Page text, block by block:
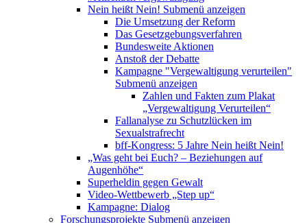
Nein heißt Nein! Submenü anzeigen
Die Umsetzung der Reform
Das Gesetzgebungsverfahren
Bundesweite Aktionen
Anstoß der Debatte
Kampagne "Vergewaltigung verurteilen"
Submenü anzeigen
Zahlen und Fakten zum Plakat
„Vergewaltigung Verurteilen“
Fallanalyse zu Schutzlücken im
Sexualstrafrecht
bff-Kongress: 5 Jahre Nein heißt Nein!
„Was geht bei Euch? – Beziehungen auf
Augenhöhe“
Superheldin gegen Gewalt
Video-Wettbewerb „Step up“
Kampagne: Dialog
Forschungsprojekte Submenü anzeigen